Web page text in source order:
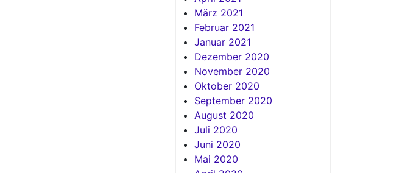
März 2021
Februar 2021
Januar 2021
Dezember 2020
November 2020
Oktober 2020
September 2020
August 2020
Juli 2020
Juni 2020
Mai 2020